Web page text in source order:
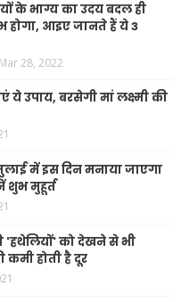
के भाग्य का उदय बदल ही
होगा, आइए जानते हैं ये 3
Mar 28, 2022
ये उपाय, बरसेगी मां लक्ष्मी की
में इस दिन मनाया जाएगा
शुभ मुहूर्त
'हथेलियों' को देखने से भी
होती है दूर